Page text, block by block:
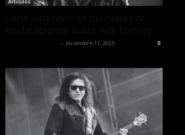
Artículos
- diciembre 11, 2025 0